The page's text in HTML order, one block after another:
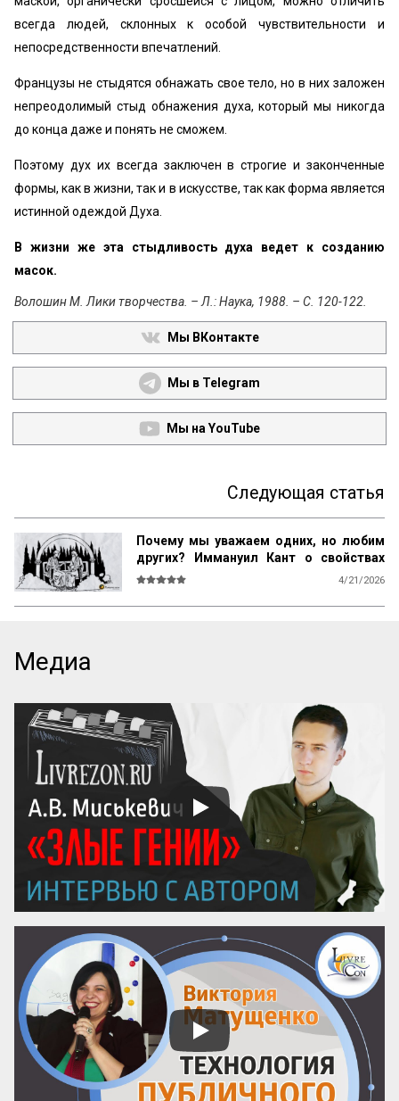
всегда людей, склонных к особой чувствительности и
непосредственности впечатлений.
Французы не стыдятся обнажать свое тело, но в них заложен
непреодолимый стыд обнажения духа, который мы никогда
до конца даже и понять не сможем.
Поэтому дух их всегда заключен в строгие и законченные
формы, как в жизни, так и в искусстве, так как форма является
истинной одеждой Духа.
В жизни же эта стыдливость духа ведет к созданию
масок.
Волошин М. Лики творчества. – Л.: Наука, 1988. – С. 120-122.
Мы ВКонтакте
Мы в Telegram
Мы на YouTube
Следующая статья
Почему мы уважаем одних, но любим
других? Иммануил Кант о свойствах
возвышенного и прекрасного
4/21/2026
добродетель бургомистра. Правдивость
и честность просты и благородны, шутка
и угодливая лесть тонки и красивы.
Учтивость украшение добродетели.
Бескорыстное служебное рвение
благородно, утонченность и вежливость
прекрасны. Возвышенные свойства
внушают уважение, прекрасные любовь.
Люди, чувство которых обращено
преимущественно на прекрасное, ищут
себе честных, вер...
Медиа